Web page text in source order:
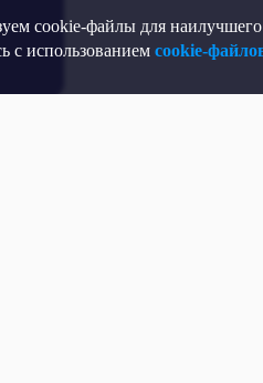
cookie-файлы для наилучшего
с использованиемcookie-